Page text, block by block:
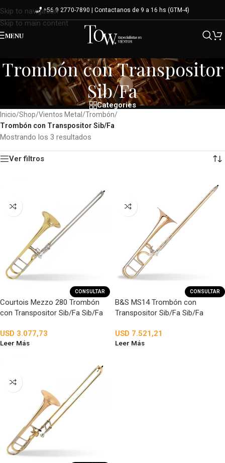
Skip to navigation
Skip to main content
+56 9 2770-7890 | Contactanos de 9 a 16 hs (GTM-4)
MENU
Trombón con Transpositor
Sib/Fa
Categories
Inicio/Shop/Vientos Metal /Trombón/
Trombón con Transpositor Sib/Fa
Mostrando los 3 resultados
Ver filtros
CONSULTAR
Courtois Mezzo 280 Trombón
con Transpositor Sib/Fa Sib/Fa
USD 3.077,73
Leer Más
CONSULTAR
B&S MS14 Trombón con
Transpositor Sib/Fa Sib/Fa
USD 7.521,21
Leer Más